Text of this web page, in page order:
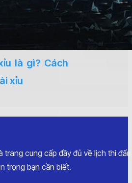
là gì? Cách
xỉu
trang cung cấp đầy đủ về lịch thi
trọng bạn cần biết.